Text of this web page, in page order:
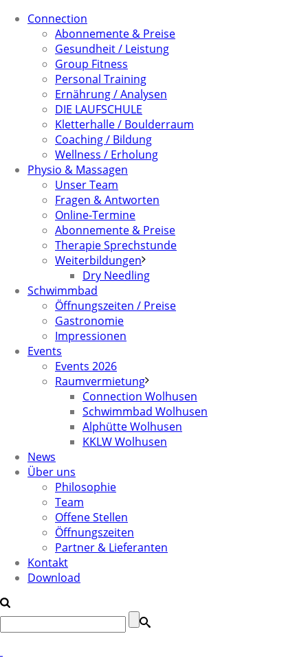
Connection
Abonnemente & Preise
Gesundheit / Leistung
Group Fitness
Personal Training
Ernährung / Analysen
DIE LAUFSCHULE
Kletterhalle / Boulderraum
Coaching / Bildung
Wellness / Erholung
Physio & Massagen
Unser Team
Fragen & Antworten
Online-Termine
Abonnemente & Preise
Therapie Sprechstunde
Weiterbildungen
Dry Needling
Schwimmbad
Öffnungszeiten / Preise
Gastronomie
Impressionen
Events
Events 2026
Raumvermietung
Connection Wolhusen
Schwimmbad Wolhusen
Alphütte Wolhusen
KKLW Wolhusen
News
Über uns
Philosophie
Team
Offene Stellen
Öffnungszeiten
Partner & Lieferanten
Kontakt
Download